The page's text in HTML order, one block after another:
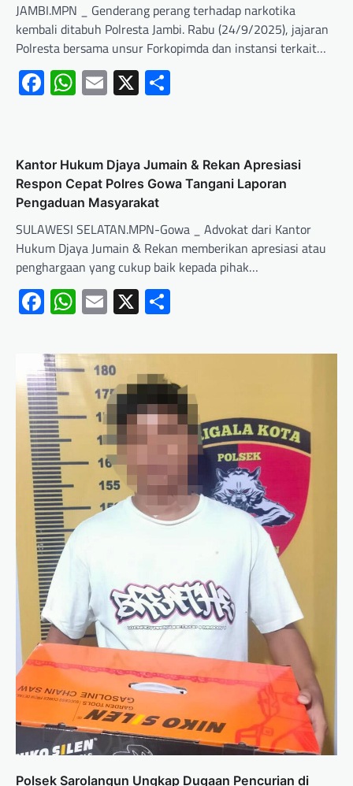
JAMBI.MPN _ Genderang perang terhadap narkotika
kembali ditabuh Polresta Jambi. Rabu (24/9/2025), jajaran
Polresta bersama unsur Forkopimda dan instansi terkait…
Facebook
WhatsApp
Email
X
Kantor Hukum Djaya Jumain & Rekan Apresiasi
Respon Cepat Polres Gowa Tangani Laporan
Pengaduan Masyarakat
SULAWESI SELATAN.MPN-Gowa _ Advokat dari Kantor
Hukum Djaya Jumain & Rekan memberikan apresiasi atau
penghargaan yang cukup baik kepada pihak…
Facebook
WhatsApp
Email
X
Polsek Sarolangun Ungkap Dugaan Pencurian di